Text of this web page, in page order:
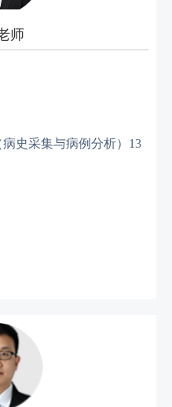
师
史采集与病例分析）13